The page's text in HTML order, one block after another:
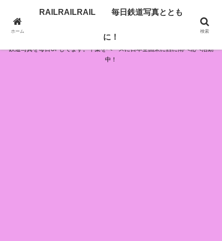
RAILRAILRAIL 毎日鉄道写真とともに！
鉄道写真を毎日UPしてます。千葉をベースに日本全国東に西に南へ北へ活動
中！
ホーム
RAILRAILRAIL 毎日鉄道写真ととも
に！
検索